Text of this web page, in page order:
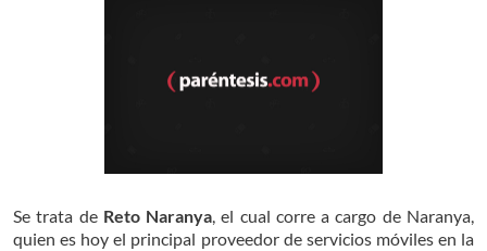
Se trata de Reto Naranya, el cual corre a cargo de Naranya,
quien es hoy el principal proveedor de servicios móviles en la